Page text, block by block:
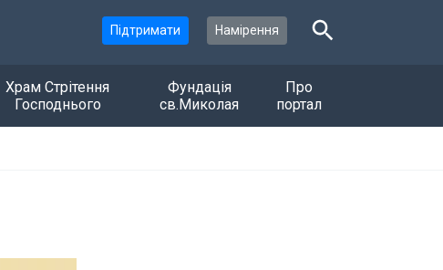
Підтримати Намірення
Храм Стрітення
Господнього
Фундація
св.Миколая
Про
портал